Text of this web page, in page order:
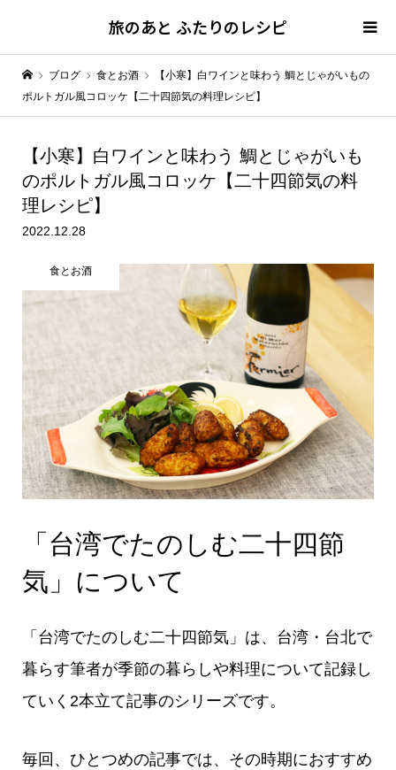
旅のあと ふたりのレシピ
ブログ 食とお酒
【小寒】白ワインと味わう 鯛とじゃがいもの
ポルトガル風コロッケ【二十四節気の料理レシピ】
【小寒】白ワインと味わう 鯛とじゃがいも
のポルトガル風コロッケ【二十四節気の料
理レシピ】
2022.12.28
食とお酒
「台湾でたのしむ二十四節
気」について
「台湾でたのしむ二十四節気」は、台湾・台北で
暮らす筆者が季節の暮らしや料理について記録し
ていく2本立て記事のシリーズです。
毎回、ひとつめの記事では、その時期におすすめ